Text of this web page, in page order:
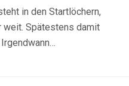
in den Startlöchern,
weit. Spätestens damit